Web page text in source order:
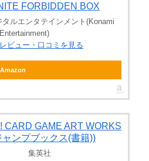
FORBIDDEN BOX
タルエンタテインメント(Konami
ビュー・口コミを見る
Amazon
CARD GAME ART WORKS
ャンプブックス(書籍))
集英社